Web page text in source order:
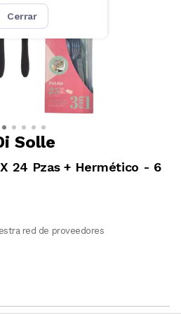
cerrar
Solle
24 Pzas + Hermético - 6
red de proveedores